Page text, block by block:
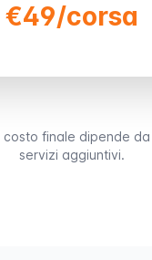
€49/corsa
costo finale dipende
servizi aggiuntivi.